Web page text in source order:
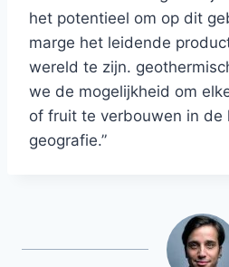
het potentieel om op dit
marge het leidende
wereld te zijn.
we de mogelijkheid om
of fruit te verbouwen in de
geografie.”